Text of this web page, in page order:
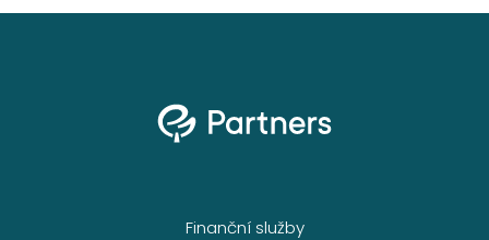
Finanční služby